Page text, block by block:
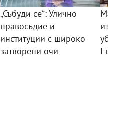
„Събуди се“: Улично
правосъдие и
институции с широко
затворени очи